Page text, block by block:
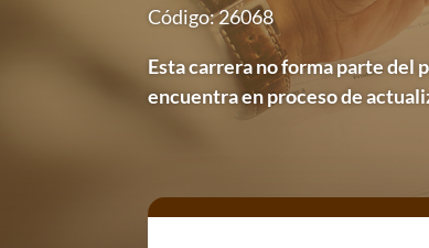
Código: 26068
Esta carrera no forma parte del
encuentra en proceso de